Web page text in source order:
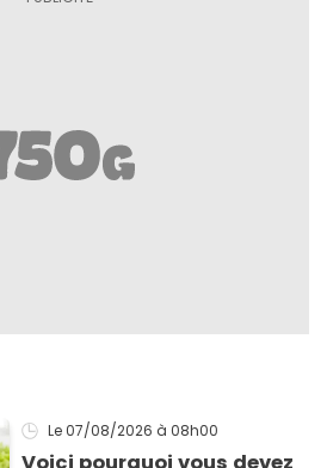
Le 07/08/2026 à 08h00